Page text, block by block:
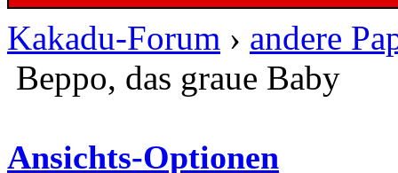
Kakadu-Forum › andere
Beppo, das graue Baby
Ansichts-Optionen